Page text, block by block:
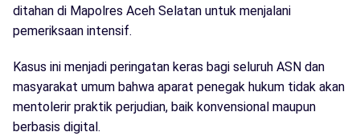
ditahan di Mapolres Aceh Selatan untuk menjalani
pemeriksaan intensif.
Kasus ini menjadi peringatan keras bagi seluruh ASN dan
masyarakat umum bahwa aparat penegak hukum tidak akan
mentolerir praktik perjudian, baik konvensional maupun
berbasis digital.